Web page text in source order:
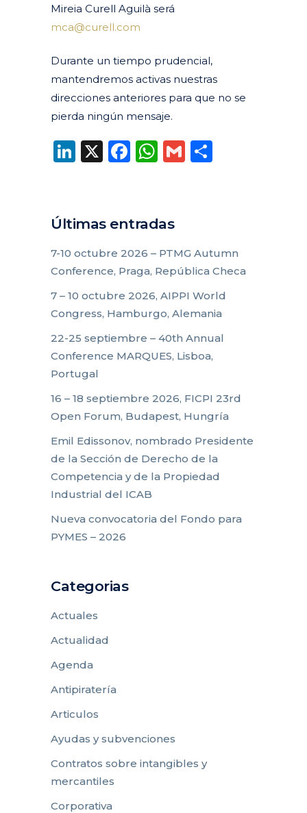
Mireia Curell Aguilà será
mca@curell.com
Durante un tiempo prudencial,
mantendremos activas nuestras
direcciones anteriores para que no se
pierda ningún mensaje.
LinkedIn
X Facebook
WhatsApp
Gmail
Últimas entradas
7-10 octubre 2026 – PTMG Autumn
Conference, Praga, República Checa
7 – 10 octubre 2026, AIPPI World
Congress, Hamburgo, Alemania
22-25 septiembre – 40th Annual
Conference MARQUES, Lisboa,
Portugal
16 – 18 septiembre 2026, FICPI 23rd
Open Forum, Budapest, Hungría
Emil Edissonov, nombrado Presidente
de la Sección de Derecho de la
Competencia y de la Propiedad
Industrial del ICAB
Nueva convocatoria del Fondo para
PYMES – 2026
Categorias
Actuales
Actualidad
Agenda
Antipiratería
Articulos
Ayudas y subvenciones
Contratos sobre intangibles y
mercantiles
Corporativa